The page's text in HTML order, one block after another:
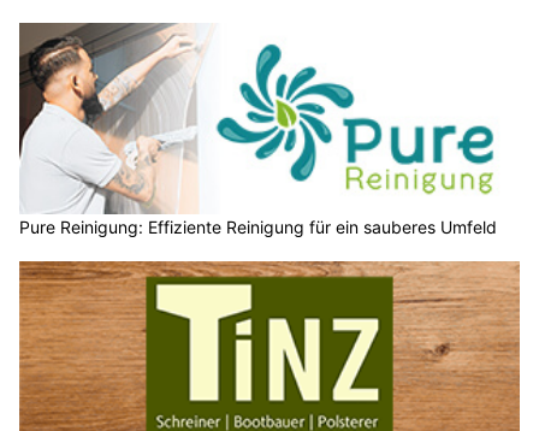
Pure Reinigung: Effiziente Reinigung für ein sauberes Umfeld